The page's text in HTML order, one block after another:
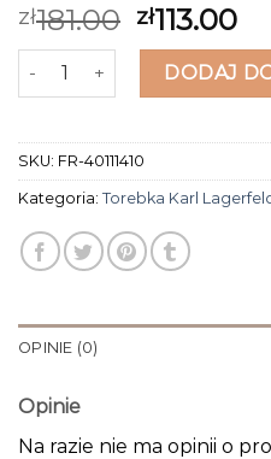
zł181.00 zł113.00
ilość torebka karl lagerfeld
DODAJ
SKU: FR-40111410
Kategoria: Torebka Karl
OPINIE (0)
Opinie
Na razie nie ma opinii o